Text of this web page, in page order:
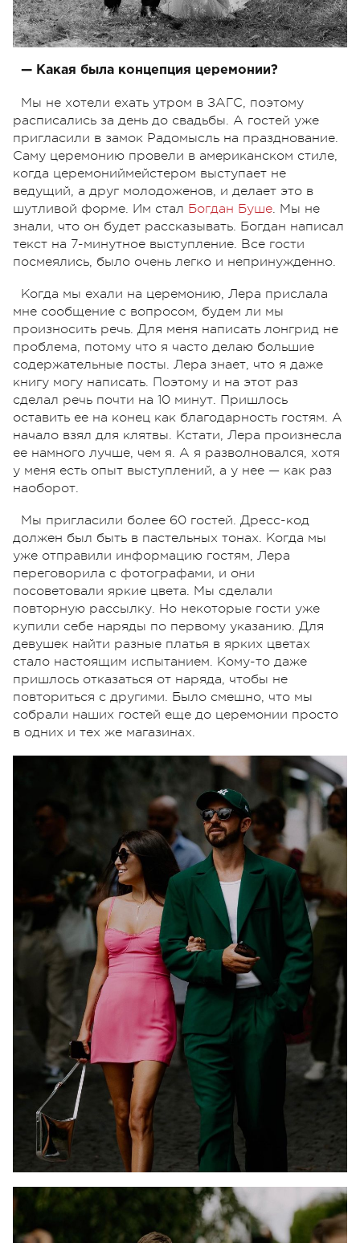
— Какая была концепция церемонии?
Мы не хотели ехать утром в ЗАГС, поэтому
расписались за день до свадьбы. А гостей уже
пригласили в замок Радомысль на празднование.
Саму церемонию провели в американском стиле,
когда церемониймейстером выступает не
ведущий, а друг молодоженов, и делает это в
шутливой форме. Им стал Богдан Буше. Мы не
знали, что он будет рассказывать. Богдан написал
текст на 7-минутное выступление. Все гости
посмеялись, было очень легко и непринужденно.
Когда мы ехали на церемонию, Лера прислала
мне сообщение с вопросом, будем ли мы
произносить речь. Для меня написать лонгрид не
проблема, потому что я часто делаю большие
содержательные посты. Лера знает, что я даже
книгу могу написать. Поэтому и на этот раз
сделал речь почти на 10 минут. Пришлось
оставить ее на конец как благодарность гостям. А
начало взял для клятвы. Кстати, Лера произнесла
ее намного лучше, чем я. А я разволновался, хотя
у меня есть опыт выступлений, а у нее — как раз
наоборот.
Мы пригласили более 60 гостей. Дресс-код
должен был быть в пастельных тонах. Когда мы
уже отправили информацию гостям, Лера
переговорила с фотографами, и они
посоветовали яркие цвета. Мы сделали
повторную рассылку. Но некоторые гости уже
купили себе наряды по первому указанию. Для
девушек найти разные платья в ярких цветах
стало настоящим испытанием. Кому-то даже
пришлось отказаться от наряда, чтобы не
повториться с другими. Было смешно, что мы
собрали наших гостей еще до церемонии просто
в одних и тех же магазинах.